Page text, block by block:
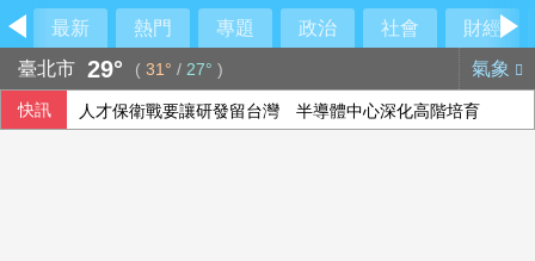
最新 熱門 專題 政治 社會
財經
臺北市 29° ( 31° / 27° ) 氣象
快訊 人才保衛戰要讓研發留台灣 半導體中心深化高階培育